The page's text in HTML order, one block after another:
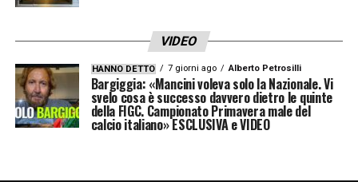
VIDEO
HANNO DETTO 7 giorni ago Alberto Petrosilli
Bargiggia: «Mancini voleva solo la Nazionale. Vi
svelo cosa è successo davvero dietro le quinte
della FIGC. Campionato Primavera male del
calcio italiano» ESCLUSIVA e VIDEO